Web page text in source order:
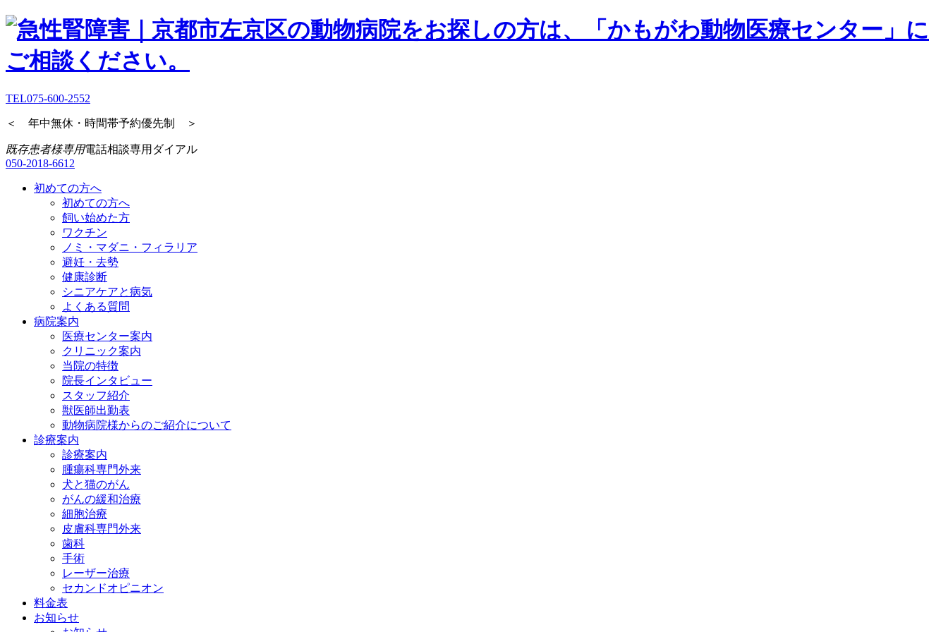
TEL075-600-2552
＜ 年中無休・時間帯予約優先制 ＞
既存患者様専用電話相談専用ダイアル
050-2018-6612
初めての方へ
初めての方へ
飼い始めた方
ワクチン
ノミ・マダニ・フィラリア
避妊・去勢
健康診断
シニアケアと病気
よくある質問
病院案内
医療センター案内
クリニック案内
当院の特徴
院長インタビュー
スタッフ紹介
獣医師出勤表
動物病院様からのご紹介について
診療案内
診療案内
腫瘍科専門外来
犬と猫のがん
がんの緩和治療
細胞治療
皮膚科専門外来
歯科
手術
レーザー治療
セカンドオピニオン
料金表
お知らせ